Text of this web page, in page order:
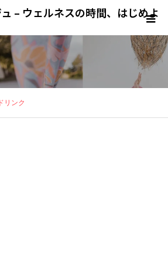
– ウェルネスの時間、はじめよ
リンク